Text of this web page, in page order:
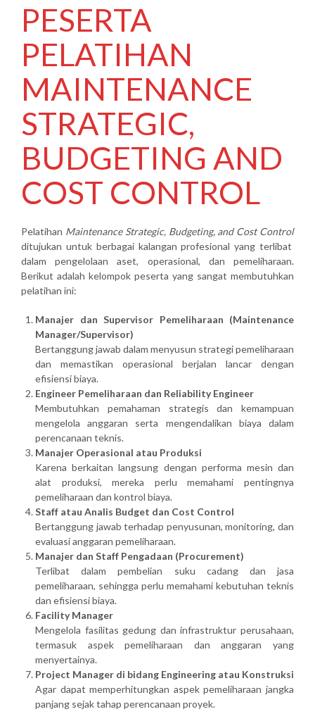
PESERTA
PELATIHAN
MAINTENANCE
STRATEGIC,
BUDGETING AND
COST CONTROL
Pelatihan Maintenance Strategic, Budgeting, and Cost Control
ditujukan untuk berbagai kalangan profesional yang terlibat
dalam pengelolaan aset, operasional, dan pemeliharaan.
Berikut adalah kelompok peserta yang sangat membutuhkan
pelatihan ini:
Manajer dan Supervisor Pemeliharaan (Maintenance
Manager/Supervisor)
Bertanggung jawab dalam menyusun strategi pemeliharaan
dan memastikan operasional berjalan lancar dengan
efisiensi biaya.
Engineer Pemeliharaan dan Reliability Engineer
Membutuhkan pemahaman strategis dan kemampuan
mengelola anggaran serta mengendalikan biaya dalam
perencanaan teknis.
Manajer Operasional atau Produksi
Karena berkaitan langsung dengan performa mesin dan
alat produksi, mereka perlu memahami pentingnya
pemeliharaan dan kontrol biaya.
Staff atau Analis Budget dan Cost Control
Bertanggung jawab terhadap penyusunan, monitoring, dan
evaluasi anggaran pemeliharaan.
Manajer dan Staff Pengadaan (Procurement)
Terlibat dalam pembelian suku cadang dan jasa
pemeliharaan, sehingga perlu memahami kebutuhan teknis
dan efisiensi biaya.
Facility Manager
Mengelola fasilitas gedung dan infrastruktur perusahaan,
termasuk aspek pemeliharaan dan anggaran yang
menyertainya.
Project Manager di bidang Engineering atau Konstruksi
Agar dapat memperhitungkan aspek pemeliharaan jangka
panjang sejak tahap perencanaan proyek.